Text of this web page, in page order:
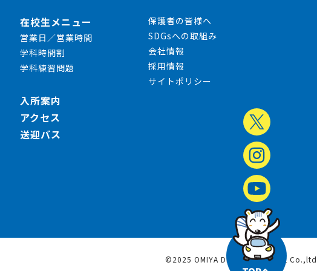
在校生メニュー
営業日／営業時間
学科時間割
学科練習問題
入所案内
アクセス
送迎バス
保護者の皆様へ
SDGsへの取組み
会社情報
採用情報
サイトポリシー
©2025 OMIYA DRIVING SCHOOL Co.,ltd